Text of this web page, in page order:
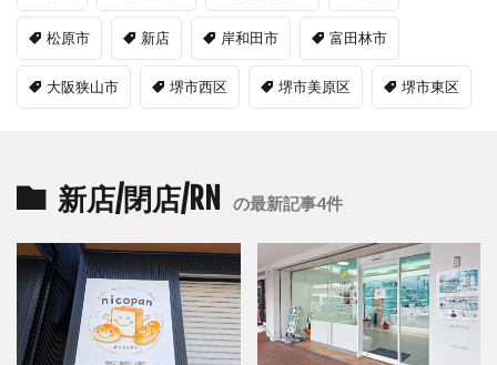
松原市 新店 岸和田市 富田林市
大阪狭山市 堺市西区 堺市美原区 堺市東区
新店/閉店/RN の最新記事4件